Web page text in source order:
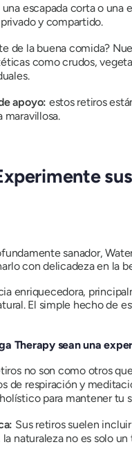
una escapada corta o
y compartido.
de la buena comida?
como crudos,
apoyo: estos retiros
maravillosa.
sanador,
con delicadeza en la
enriquecedora,
El simple hecho de
Therapy sean una
no son como otros
respiración y
para mantener tu
Sus retiros suelen
naturaleza no es solo